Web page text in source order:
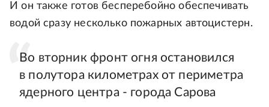
И он также готов бесперебойно обеспечивать
водой сразу несколько пожарных автоцистерн.
Во вторник фронт огня остановился
в полутора километрах от периметра
ядерного центра - города Сарова